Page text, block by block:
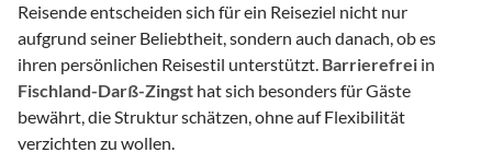
Reisende entscheiden sich für ein Reiseziel nicht nur
aufgrund seiner Beliebtheit, sondern auch danach, ob es
ihren persönlichen Reisestil unterstützt. Barrierefrei in
Fischland-Darß-Zingst hat sich besonders für Gäste
bewährt, die Struktur schätzen, ohne auf Flexibilität
verzichten zu wollen.